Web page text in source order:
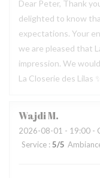
Dear Peter, Thank
delighted to know
expectations. Your
we are pleased that
impression. We
La Closerie des Lilas ✨
WajdiM
2026-08-01 - 19:00 -
Service : 5/5